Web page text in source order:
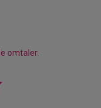
omtaler.